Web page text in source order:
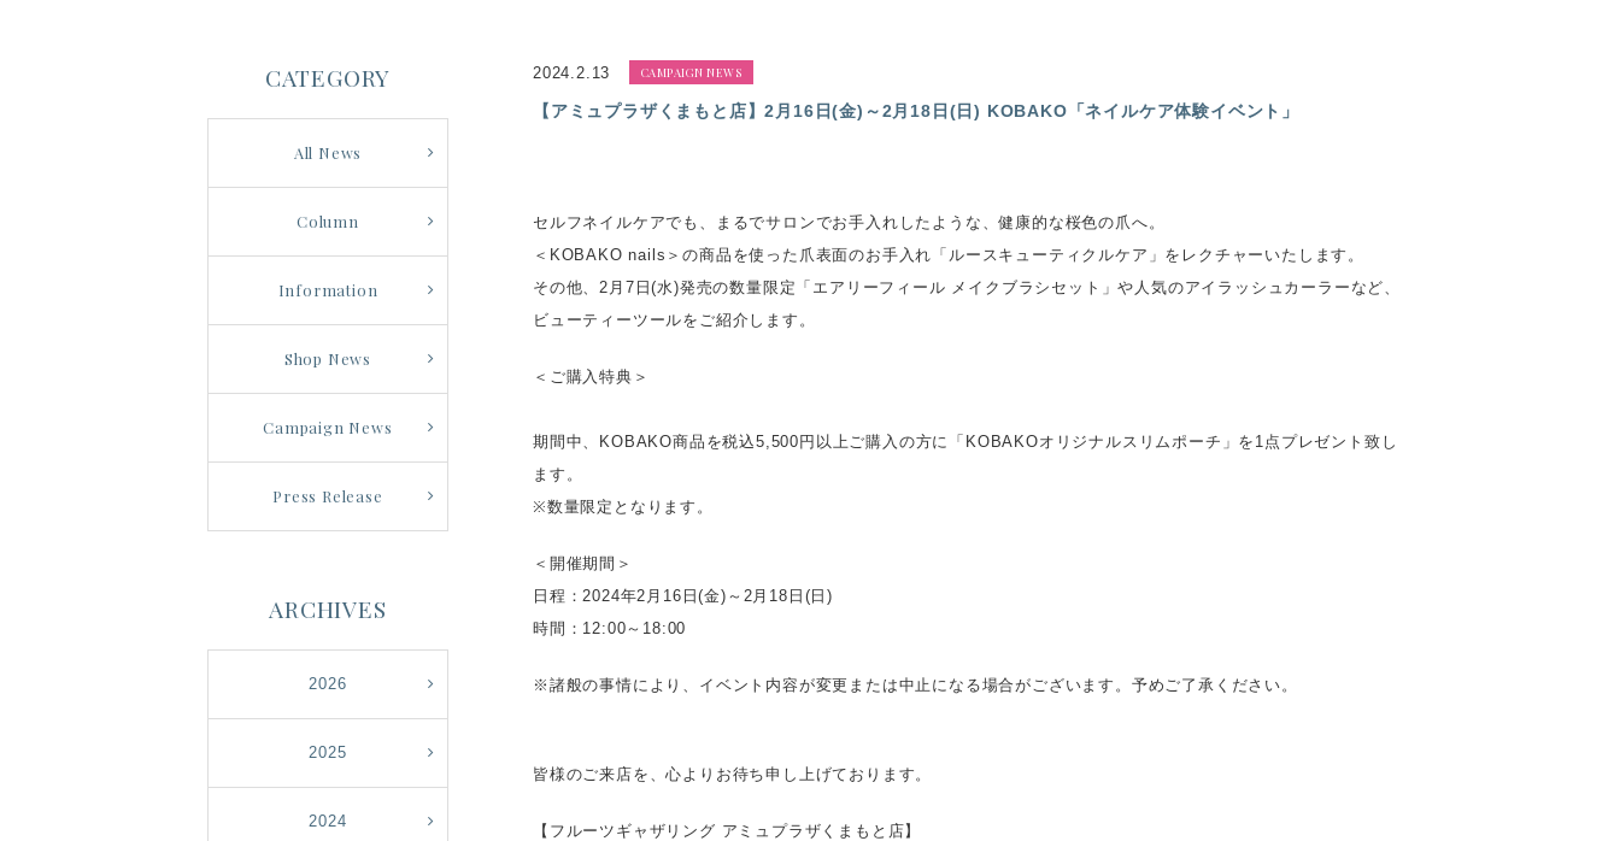
2024.2.13 CAMPAIGN NEWS
【アミュプラザくまもと店】2月16日(金)～2月18日(日) KOBAKO「ネイルケア体験イベント」
セルフネイルケアでも、まるでサロンでお手入れしたような、健康的な桜色の爪へ。
＜KOBAKO nails＞の商品を使った爪表面のお手入れ「ルースキューティクルケア」をレクチャーいたします。
その他、2月7日(水)発売の数量限定「エアリーフィール メイクブラシセット」や人気のアイラッシュカーラーなど、
ビューティーツールをご紹介します。
＜ご購入特典＞
期間中、KOBAKO商品を税込5,500円以上ご購入の方に「KOBAKOオリジナルスリムポーチ」を1点プレゼント致し
ます。
※数量限定となります。
＜開催期間＞
日程：2024年2月16日(金)～2月18日(日)
時間：12:00～18:00
※諸般の事情により、イベント内容が変更または中止になる場合がございます。予めご了承ください。
皆様のご来店を、心よりお待ち申し上げております。
【フルーツギャザリング アミュプラザくまもと店】
CATEGORY
All News
Column
Information
Shop News
Campaign News
Press Release
ARCHIVES
2026
2025
2024